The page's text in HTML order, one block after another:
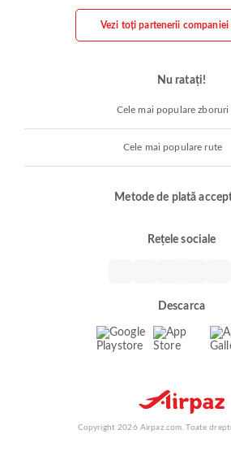
Vezi toți partenerii companiei
Nu ratați!
Cele mai populare zboruri
Cele mai populare rute
Metode de plată
Rețele sociale
Descarca
Copyright 2026 Airpaz.com. Toate